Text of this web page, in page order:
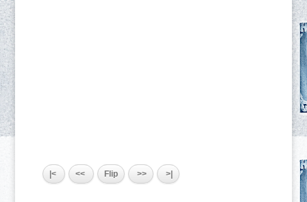
|< << Flip >> >|